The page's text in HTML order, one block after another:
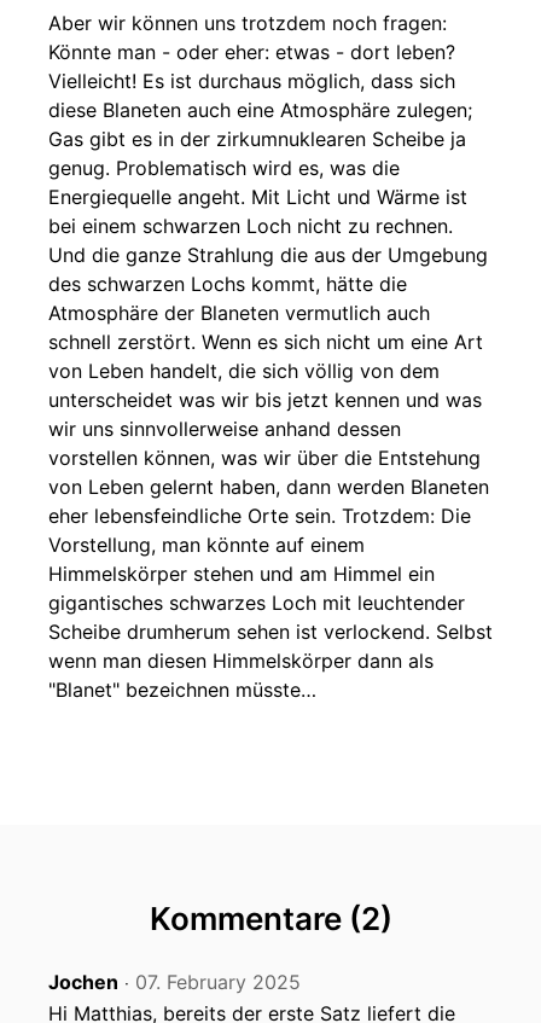
Aber wir können uns trotzdem noch fragen:
Könnte man - oder eher: etwas - dort leben?
Vielleicht! Es ist durchaus möglich, dass sich
diese Blaneten auch eine Atmosphäre zulegen;
Gas gibt es in der zirkumnuklearen Scheibe ja
genug. Problematisch wird es, was die
Energiequelle angeht. Mit Licht und Wärme ist
bei einem schwarzen Loch nicht zu rechnen.
Und die ganze Strahlung die aus der Umgebung
des schwarzen Lochs kommt, hätte die
Atmosphäre der Blaneten vermutlich auch
schnell zerstört. Wenn es sich nicht um eine Art
von Leben handelt, die sich völlig von dem
unterscheidet was wir bis jetzt kennen und was
wir uns sinnvollerweise anhand dessen
vorstellen können, was wir über die Entstehung
von Leben gelernt haben, dann werden Blaneten
eher lebensfeindliche Orte sein. Trotzdem: Die
Vorstellung, man könnte auf einem
Himmelskörper stehen und am Himmel ein
gigantisches schwarzes Loch mit leuchtender
Scheibe drumherum sehen ist verlockend. Selbst
wenn man diesen Himmelskörper dann als
"Blanet" bezeichnen müsste…
Kommentare (2)
Jochen ‧ 07. February 2025
Hi Matthias, bereits der erste Satz liefert die